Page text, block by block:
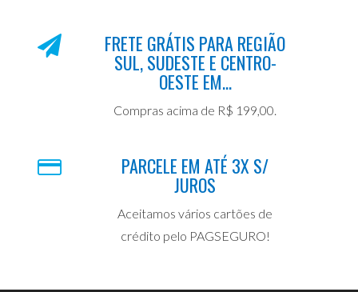
FRETE GRÁTIS PARA REGIÃO
SUL, SUDESTE E CENTRO-
OESTE EM...
Compras acima de R$ 199,00.
PARCELE EM ATÉ 3X S/
JUROS
Aceitamos vários cartões de
crédito pelo PAGSEGURO!